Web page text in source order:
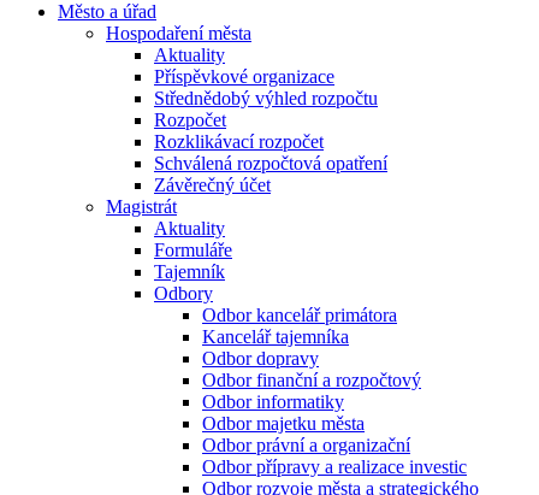
Město a úřad
Hospodaření města
Aktuality
Příspěvkové organizace
Střednědobý výhled rozpočtu
Rozpočet
Rozklikávací rozpočet
Schválená rozpočtová opatření
Závěrečný účet
Magistrát
Aktuality
Formuláře
Tajemník
Odbory
Odbor kancelář primátora
Kancelář tajemníka
Odbor dopravy
Odbor finanční a rozpočtový
Odbor informatiky
Odbor majetku města
Odbor právní a organizační
Odbor přípravy a realizace investic
Odbor rozvoje města a strategického